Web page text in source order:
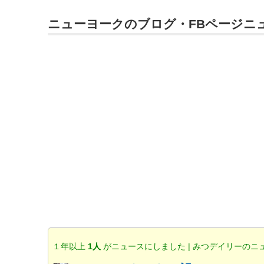
ニューヨークのブログ・FBページニ
１年以上 1人がニュースにしました | みつデイリーのニ